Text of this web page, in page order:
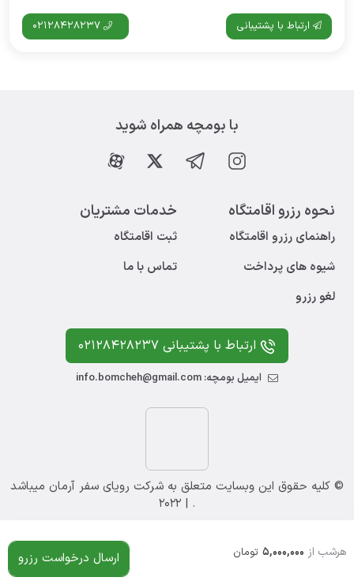
ارتباط با پشتیبانی
هرشب از 5,000,000 تومان ارسال درخواست رزرو
با بومچه همراه شوید
نحوه رزرو اقامتگاه
راهنمای رزرو اقامتگاه
شیوه های پرداخت
لغو رزرو
خدمات مشتریان
ثبت اقامتگاه
تماس با ما
ارتباط با پشتیبانی 02128428237
ایمیل بومچه: info.bomcheh@gmail.com
© کلیه حقوق این وبسایت متعلق به شرکت رویای سفر آرمان میباشد
. | 2022